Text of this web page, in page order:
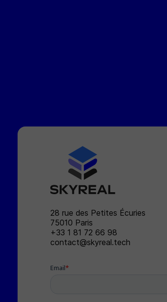
28 rue des Petites Écuries
75010 Paris
+33 1 81 72 66 98
contact@skyreal.tech